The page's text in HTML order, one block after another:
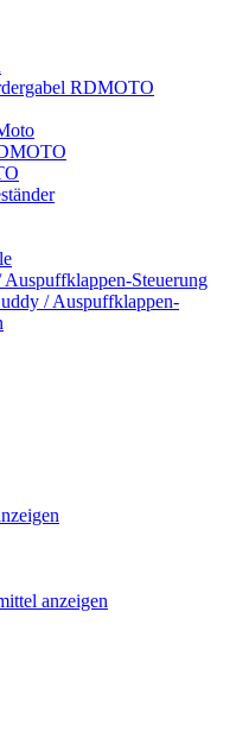
RDMOTO
Steuerung
/ Auspuffklappen-
anzeigen